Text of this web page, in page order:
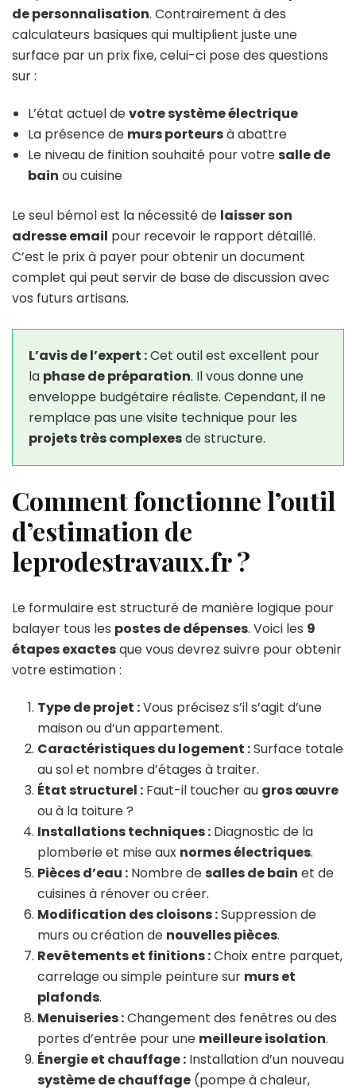
de personnalisation. Contrairement à des
calculateurs basiques qui multiplient juste une
surface par un prix fixe, celui-ci pose des questions
sur :
L’état actuel devotre système électrique
La présence de murs porteursà abattre
Le niveau de finition souhaité pour votresalle de
bain ou cuisine
Le seul bémol est la nécessité de laisser son
adresse email pour recevoir le rapport détaillé.
C’est le prix à payer pour obtenir un document
complet qui peut servir de base de discussion avec
vos futurs artisans.
L’avis de l’expert :Cet outil est excellent pour
la phase de préparation. Il vous donne une
enveloppe budgétaire réaliste. Cependant, il ne
remplace pas une visite technique pour les
projets très complexesde structure.
Comment fonctionne l’outil
d’estimation de
leprodestravaux.fr ?
Le formulaire est structuré de manière logique pour
balayer tous les postes de dépenses. Voici les 9
étapes exactesque vous devrez suivre pour obtenir
votre estimation :
Type de projet :Vous précisez s’il s’agit d’une
maison ou d’un appartement.
Caractéristiques du logement :Surface totale
au sol et nombre d’étages à traiter.
État structurel : Faut-il toucher au gros œuvre
ou à la toiture ?
Installations techniques : Diagnostic de la
plomberie et mise aux normes électriques.
Pièces d’eau : Nombre desalles de bain et de
cuisines à rénover ou créer.
Modification des cloisons :Suppression de
murs ou création de nouvelles pièces.
Revêtements et finitions :Choix entre parquet,
carrelage ou simple peinture sur murs et
plafonds.
Menuiseries :Changement des fenêtres ou des
portes d’entrée pour une meilleure isolation.
Énergie et chauffage : Installation d’un nouveau
système de chauffage (pompe à chaleur,